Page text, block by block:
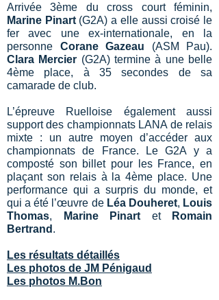
Arrivée 3ème du cross court féminin,
Marine Pinart(G2A) a elle aussi croisé le
fer avec une ex-internationale, en la
personne Corane Gazeau (ASM Pau).
Clara Mercier (G2A) termine à une belle
4ème place, à 35 secondes de sa
camarade de club.
L’épreuve Ruelloise également aussi
support des championnats LANA de relais
mixte : un autre moyen d’accéder aux
championnats de France. Le G2A y a
composté son billet pour les France, en
plaçant son relais à la 4ème place. Une
performance qui a surpris du monde, et
qui a été l’œuvre de Léa Douheret, Louis
Thomas, Marine Pinart et Romain
Bertrand.
Les résultats détaillés
Les photos de JM Pénigaud
Les photos M.Bon